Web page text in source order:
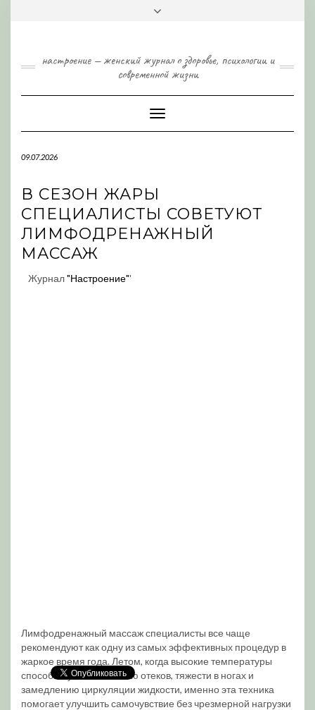
настроение — женский журнал о здоровье, психологии и
современной жизни
Toggle
Navigation
09.07.2026
В СЕЗОН ЖАРЫ
СПЕЦИАЛИСТЫ СОВЕТУЮТ
ЛИМФОДРЕНАЖНЫЙ
МАССАЖ
Журнал"Настроение"'
Лимфодренажный массаж специалисты все чаще
рекомендуют как одну из самых эффективных процедур в
жаркое время года. Летом, когда высокие температуры
способствуют появлению отеков, тяжести в ногах и
замедлению циркуляции жидкости, именно эта техника
помогает улучшить самочувствие без чрезмерной нагрузки